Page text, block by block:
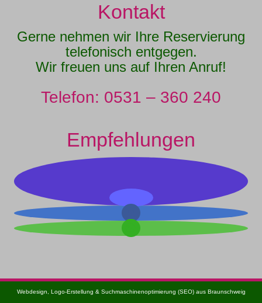
Kontakt
Gerne nehmen wir Ihre Reservierung
telefonisch entgegen.
Wir freuen uns auf Ihren Anruf!
Telefon: 0531 – 360 240
Empfehlungen
Webdesign, Logo-Erstellung & Suchmaschinenoptimierung (SEO) aus Braunschweig